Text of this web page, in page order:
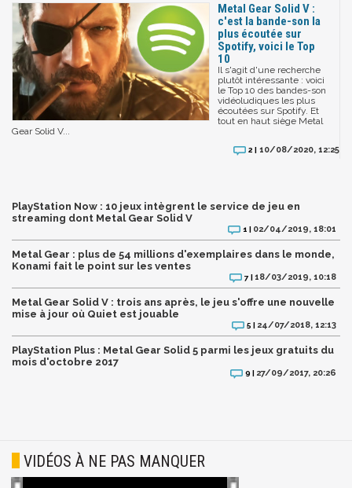
Metal Gear Solid V :
c'est la bande-son la
plus écoutée sur
Spotify, voici le Top
10
Il s'agit d'une recherche
plutôt intéressante : voici
le Top 10 des bandes-son
vidéoludiques les plus
écoutées sur Spotify. Et
tout en haut siège Metal
Gear Solid V...
2 | 10/08/2020, 12:25
PlayStation Now : 10 jeux intègrent le service de jeu en
streaming dont Metal Gear Solid V
1 | 02/04/2019, 18:01
Metal Gear : plus de 54 millions d'exemplaires dans le monde,
Konami fait le point sur les ventes
7 |18/03/2019, 10:18
Metal Gear Solid V : trois ans après, le jeu s'offre une nouvelle
mise à jour où Quiet est jouable
5 | 24/07/2018, 12:13
PlayStation Plus : Metal Gear Solid 5 parmi les jeux gratuits du
mois d'octobre 2017
9 | 27/09/2017, 20:26
VIDÉOS À NE PAS MANQUER